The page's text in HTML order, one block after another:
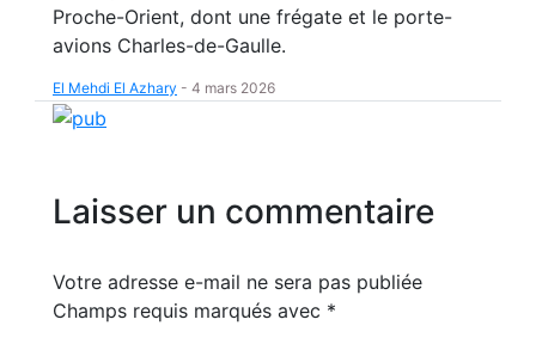
Proche-Orient, dont une frégate et le porte-
avions Charles-de-Gaulle.
El Mehdi El Azhary - 4 mars 2026
Laisser un commentaire
Votre adresse e-mail ne sera pas publiée
Champs requis marqués avec *